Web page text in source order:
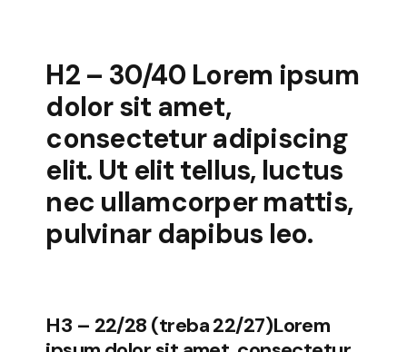
H2 – 30/40 Lorem ipsum
dolor sit amet,
consectetur adipiscing
elit. Ut elit tellus, luctus
nec ullamcorper mattis,
pulvinar dapibus leo.
H3 – 22/28 (treba 22/27)Lorem